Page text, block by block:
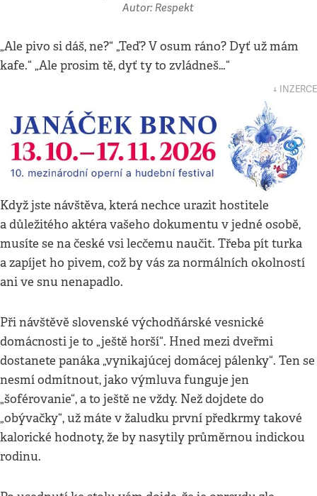
Autor: Respekt
„Ale pivo si dáš, ne?“ „Teď? V osum ráno? Dyť už mám
kafe.“ „Ale prosim tě, dyť ty to zvládneš…“
↓ INZERCE
Když jste návštěva, která nechce urazit hostitele
a důležitého aktéra vašeho dokumentu v jedné osobě,
musíte se na české vsi lecčemu naučit. Třeba pít turka
a zapíjet ho pivem, což by vás za normálních okolností
ani ve snu nenapadlo.
Při návštěvě slovenské východňárské vesnické
domácnosti je to „ještě horší“. Hned mezi dveřmi
dostanete panáka „vynikajúcej domácej pálenky“. Ten se
nesmí odmítnout, jako výmluva funguje jen
„šoférovanie“, a to ještě ne vždy. Než dojdete do
„obývačky“, už máte v žaludku první předkrmy takové
kalorické hodnoty, že by nasytily průměrnou indickou
rodinu.